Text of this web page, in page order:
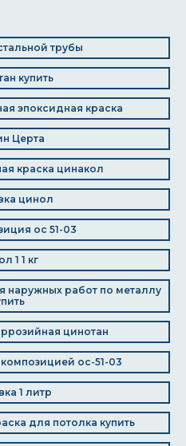
трубы
купить
эпоксидная краска
Церта
краска цинакол
цинол
ос 51-03
1 1 кг
наружных работ по металлу
цинотан
ос-51-03
1 литр
для потолка купить